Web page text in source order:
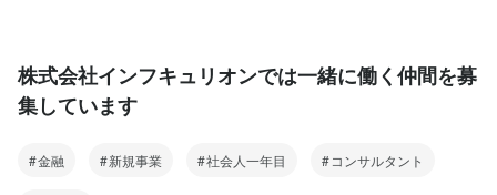
株式会社インフキュリオンでは一緒に働く仲間を募
集しています
金融 新規事業 社会人一年目 コンサルタント